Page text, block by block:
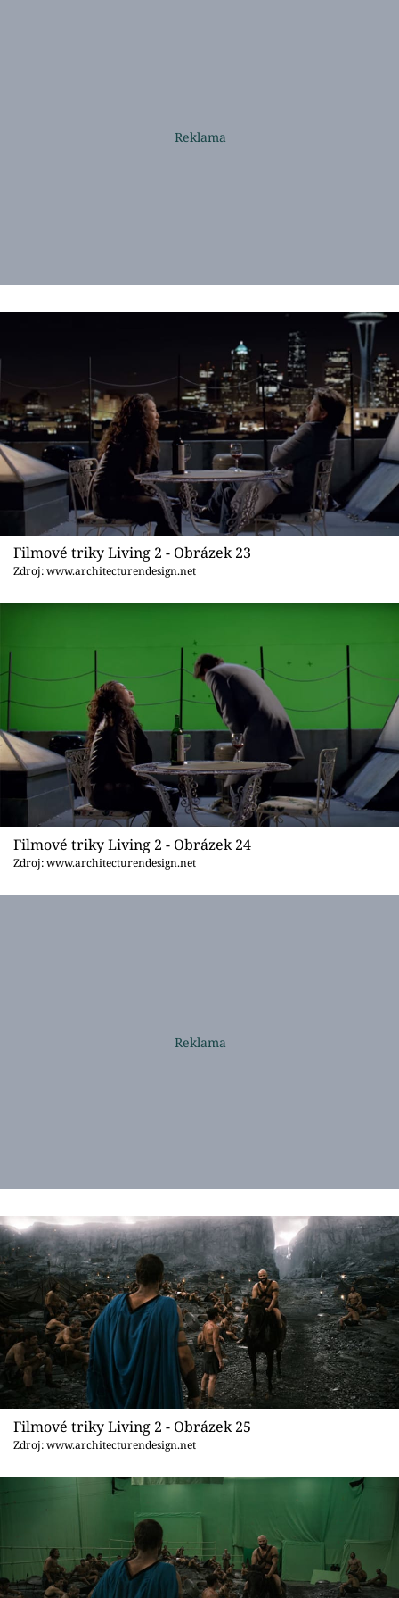
Filmové triky Living 2 - Obrázek 23
Zdroj: www.architecturendesign.net
Filmové triky Living 2 - Obrázek 24
Zdroj: www.architecturendesign.net
Filmové triky Living 2 - Obrázek 25
Zdroj: www.architecturendesign.net